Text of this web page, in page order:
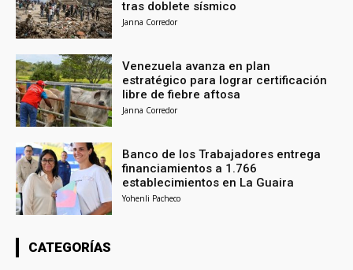
tras doblete sísmico
Janna Corredor
Venezuela avanza en plan
estratégico para lograr certificación
libre de fiebre aftosa
Janna Corredor
Banco de los Trabajadores entrega
financiamientos a 1.766
establecimientos en La Guaira
Yohenli Pacheco
CATEGORÍAS